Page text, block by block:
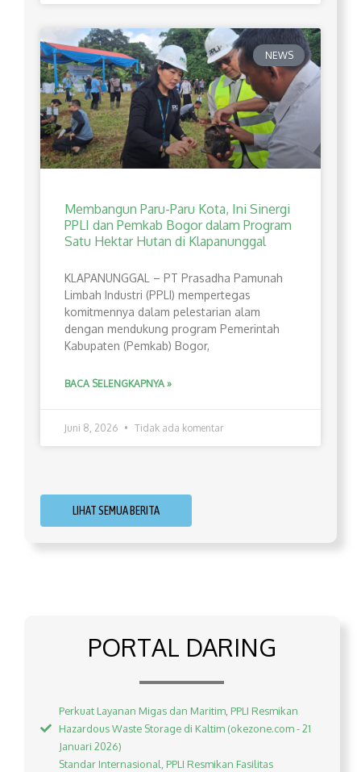
NEWS
Membangun Paru-Paru Kota, Ini Sinergi
PPLI dan Pemkab Bogor dalam Program
Satu Hektar Hutan di Klapanunggal
​KLAPANUNGGAL – PT Prasadha Pamunah
Limbah Industri (PPLI) mempertegas
komitmennya dalam pelestarian alam
dengan mendukung program Pemerintah
Kabupaten (Pemkab) Bogor,
BACA SELENGKAPNYA »
Juni 8, 2026 Tidak ada komentar
LIHAT SEMUA BERITA
PORTAL DARING
Perkuat Layanan Migas dan Maritim, PPLI Resmikan
Hazardous Waste Storage di Kaltim (okezone.com - 21
Januari 2026)
Standar Internasional, PPLI Resmikan Fasilitas